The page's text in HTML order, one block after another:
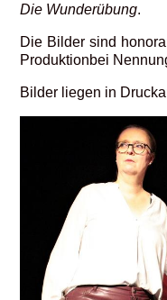
Die Wunderübung.
Die Bilder sind
Produktionbei
Bilder liegen in